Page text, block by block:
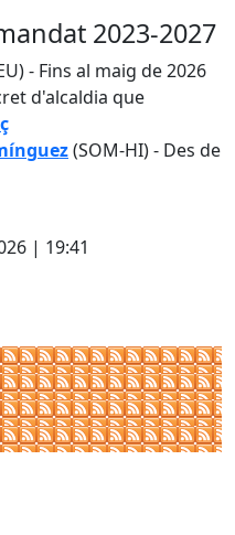
2023-2027
- Fins al maig de 2026
d'alcaldia que
(SOM-HI) - Des de
| 19:41